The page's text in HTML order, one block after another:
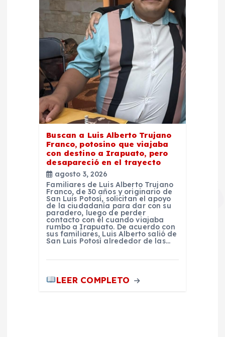
Buscan a Luis Alberto Trujano
Franco, potosino que viajaba
con destino a Irapuato, pero
desapareció en el trayecto
agosto 3, 2026
Familiares de Luis Alberto Trujano
Franco, de 30 años y originario de
San Luis Potosí, solicitan el apoyo
de la ciudadanía para dar con su
paradero, luego de perder
contacto con él cuando viajaba
rumbo a Irapuato. De acuerdo con
sus familiares, Luis Alberto salió de
San Luis Potosí alrededor de las…
LEER COMPLETO